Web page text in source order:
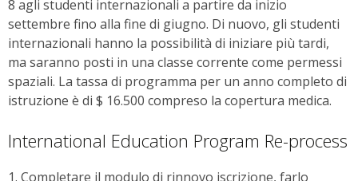
8 agli studenti internazionali a partire da inizio
settembre fino alla fine di giugno. Di nuovo, gli studenti
internazionali hanno la possibilità di iniziare più tardi,
ma saranno posti in una classe corrente come permessi
spaziali. La tassa di programma per un anno completo di
istruzione è di $ 16.500 compreso la copertura medica.
International Education Program Re-process
1. Completare il modulo di rinnovo iscrizione, farlo